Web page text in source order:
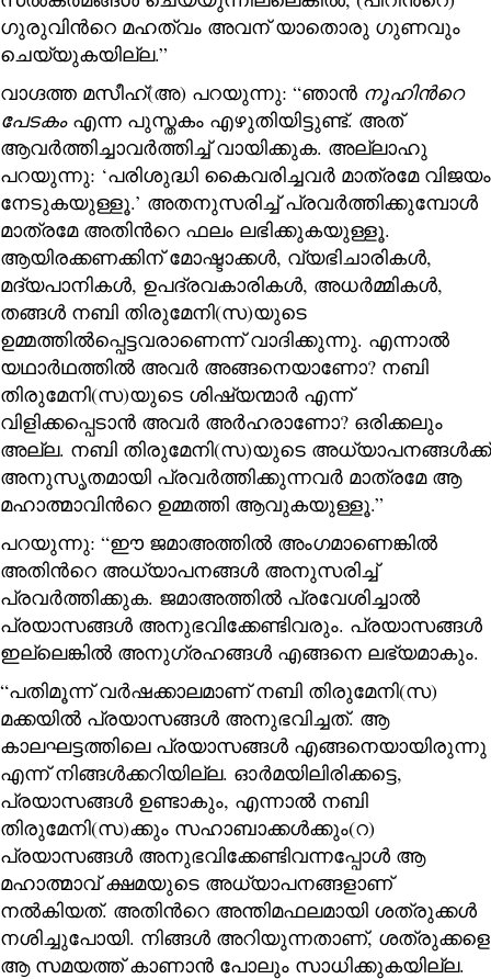
ഗുരുവിന്‍റെ മഹത്വം അവന് യാതൊരു ഗുണവും
ചെയ്യുകയില്ല.”
വാഗ്ദത്ത മസീഹ്(അ) പറയുന്നു: “ഞാൻ നൂഹിന്‍റെ
പേടകംഎന്ന പുസ്തകം എഴുതിയിട്ടുണ്ട്. അത്
ആവർത്തിച്ചാവർത്തിച്ച് വായിക്കുക. അല്ലാഹു
പറയുന്നു: ‘പരിശുദ്ധി കൈവരിച്ചവർ മാത്രമേ വിജയം
നേടുകയുള്ളൂ.’ അതനുസരിച്ച് പ്രവർത്തിക്കുമ്പോൾ
മാത്രമേ അതിന്‍റെ ഫലം ലഭിക്കുകയുള്ളൂ.
ആയിരക്കണക്കിന് മോഷ്ടാക്കൾ, വ്യഭിചാരികൾ,
മദ്യപാനികൾ, ഉപദ്രവകാരികൾ, അധർമ്മികൾ,
തങ്ങൾ നബി തിരുമേനി(സ)യുടെ
ഉമ്മത്തിൽപ്പെട്ടവരാണെന്ന് വാദിക്കുന്നു. എന്നാൽ
യഥാർഥത്തിൽ അവർ അങ്ങനെയാണോ? നബി
തിരുമേനി(സ)യുടെ ശിഷ്യന്മാർ എന്ന്
വിളിക്കപ്പെടാൻ അവർ അർഹരാണോ? ഒരിക്കലും
അല്ല. നബി തിരുമേനി(സ)യുടെ അധ്യാപനങ്ങൾക്ക്
അനുസൃതമായി പ്രവർത്തിക്കുന്നവർ മാത്രമേ ആ
മഹാത്മാവിന്‍റെ ഉമ്മത്തി ആവുകയുള്ളൂ.”
പറയുന്നു: “ഈ ജമാഅത്തിൽ അംഗമാണെങ്കിൽ
അതിന്‍റെ അധ്യാപനങ്ങൾ അനുസരിച്ച്
പ്രവർത്തിക്കുക. ജമാഅത്തിൽ പ്രവേശിച്ചാൽ
പ്രയാസങ്ങൾ അനുഭവിക്കേണ്ടിവരും. പ്രയാസങ്ങൾ
ഇല്ലെങ്കിൽ അനുഗ്രഹങ്ങൾ എങ്ങനെ ലഭ്യമാകും.
“പതിമൂന്ന്‍ വർഷക്കാലമാണ് നബി തിരുമേനി(സ)
മക്കയിൽ പ്രയാസങ്ങൾ അനുഭവിച്ചത്. ആ
കാലഘട്ടത്തിലെ പ്രയാസങ്ങൾ എങ്ങനെയായിരുന്നു
എന്ന് നിങ്ങൾക്കറിയില്ല. ഓർമയിലിരിക്കട്ടെ,
പ്രയാസങ്ങൾ ഉണ്ടാകും, എന്നാൽ നബി
തിരുമേനി(സ)ക്കും സഹാബാക്കൾക്കും(റ)
പ്രയാസങ്ങൾ അനുഭവിക്കേണ്ടിവന്നപ്പോൾ ആ
മഹാത്മാവ് ക്ഷമയുടെ അധ്യാപനങ്ങളാണ്
നൽകിയത്. അതിന്‍റെ അന്തിമഫലമായി ശത്രുക്കൾ
നശിച്ചുപോയി. നിങ്ങൾ അറിയുന്നതാണ്, ശത്രുക്കളെ
ആ സമയത്ത് കാണാൻ പോലും സാധിക്കുകയില്ല.